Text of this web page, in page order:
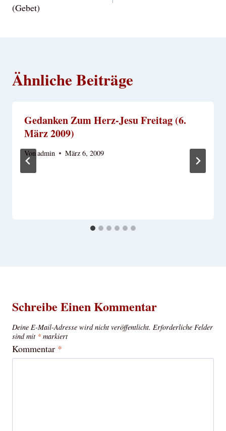
(Gebet)
Ähnliche Beiträge
Gedanken Zum Herz-Jesu Freitag (6.
März 2009)
Vonadmin März 6, 2009
Schreibe Einen Kommentar
Deine E-Mail-Adresse wird nicht veröffentlicht. Erforderliche Felder
sind mit * markiert
Kommentar *